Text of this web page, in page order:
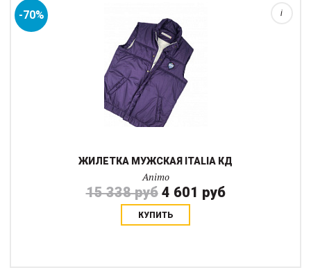
-70%
ЖИЛЕТКА МУЖСКАЯ ITALIA КД
Animo
15 338 руб 4 601 руб
КУПИТЬ
i